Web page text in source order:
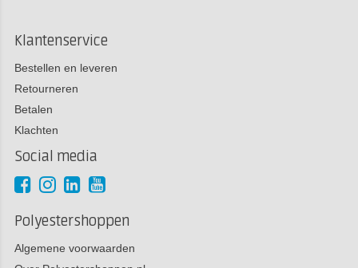
Klantenservice
Bestellen en leveren
Retourneren
Betalen
Klachten
Social media
Polyestershoppen
Algemene voorwaarden